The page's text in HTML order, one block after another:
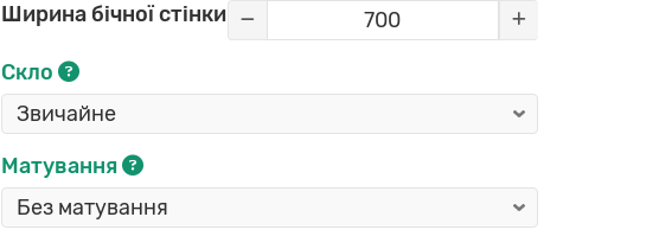
Ширина бічної стінки
Скло
Матування